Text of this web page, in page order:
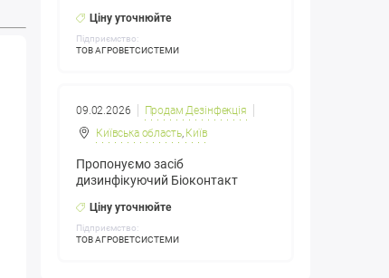
Ціну уточнюйте
Підприємство:
ТОВ АГРОВЕТСИСТЕМИ
09.02.2026
Продам Дезінфекція
Київська область, Київ
Пропонуємо засіб
дизинфікуючий Біоконтакт
Ціну уточнюйте
Підприємство:
ТОВ АГРОВЕТСИСТЕМИ